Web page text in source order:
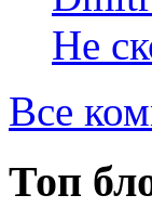
Не
Все
Топ